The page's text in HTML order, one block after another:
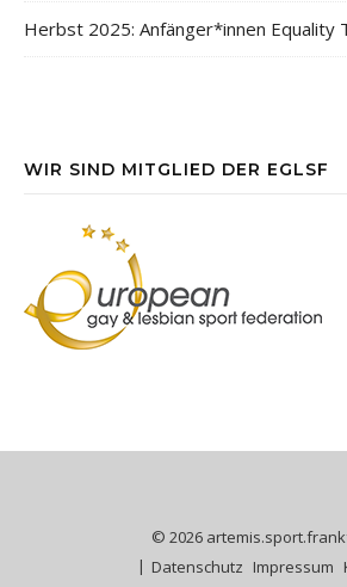
Herbst 2025: Anfänger*innen Equality
WIR SIND MITGLIED DER EGLSF
© 2026
Datenschutz Impressum